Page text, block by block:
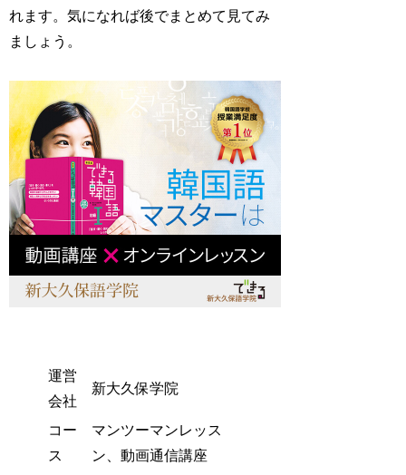
れます。気になれば後でまとめて見てみ
ましょう。
運営
会社
新大久保学院
コー
ス
マンツーマンレッス
ン、動画通信講座